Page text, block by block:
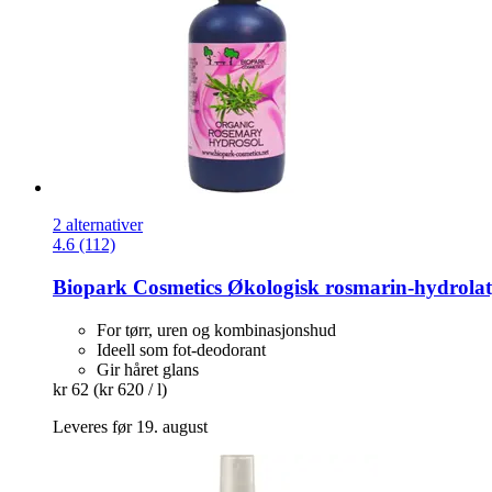
2 alternativer
4.6 (112)
Biopark Cosmetics Økologisk rosmarin-​
For tørr, uren og kombinasjonshud
Ideell som fot-deodorant
Gir håret glans
kr 62 (kr 620 / l)
Leveres før 19. august